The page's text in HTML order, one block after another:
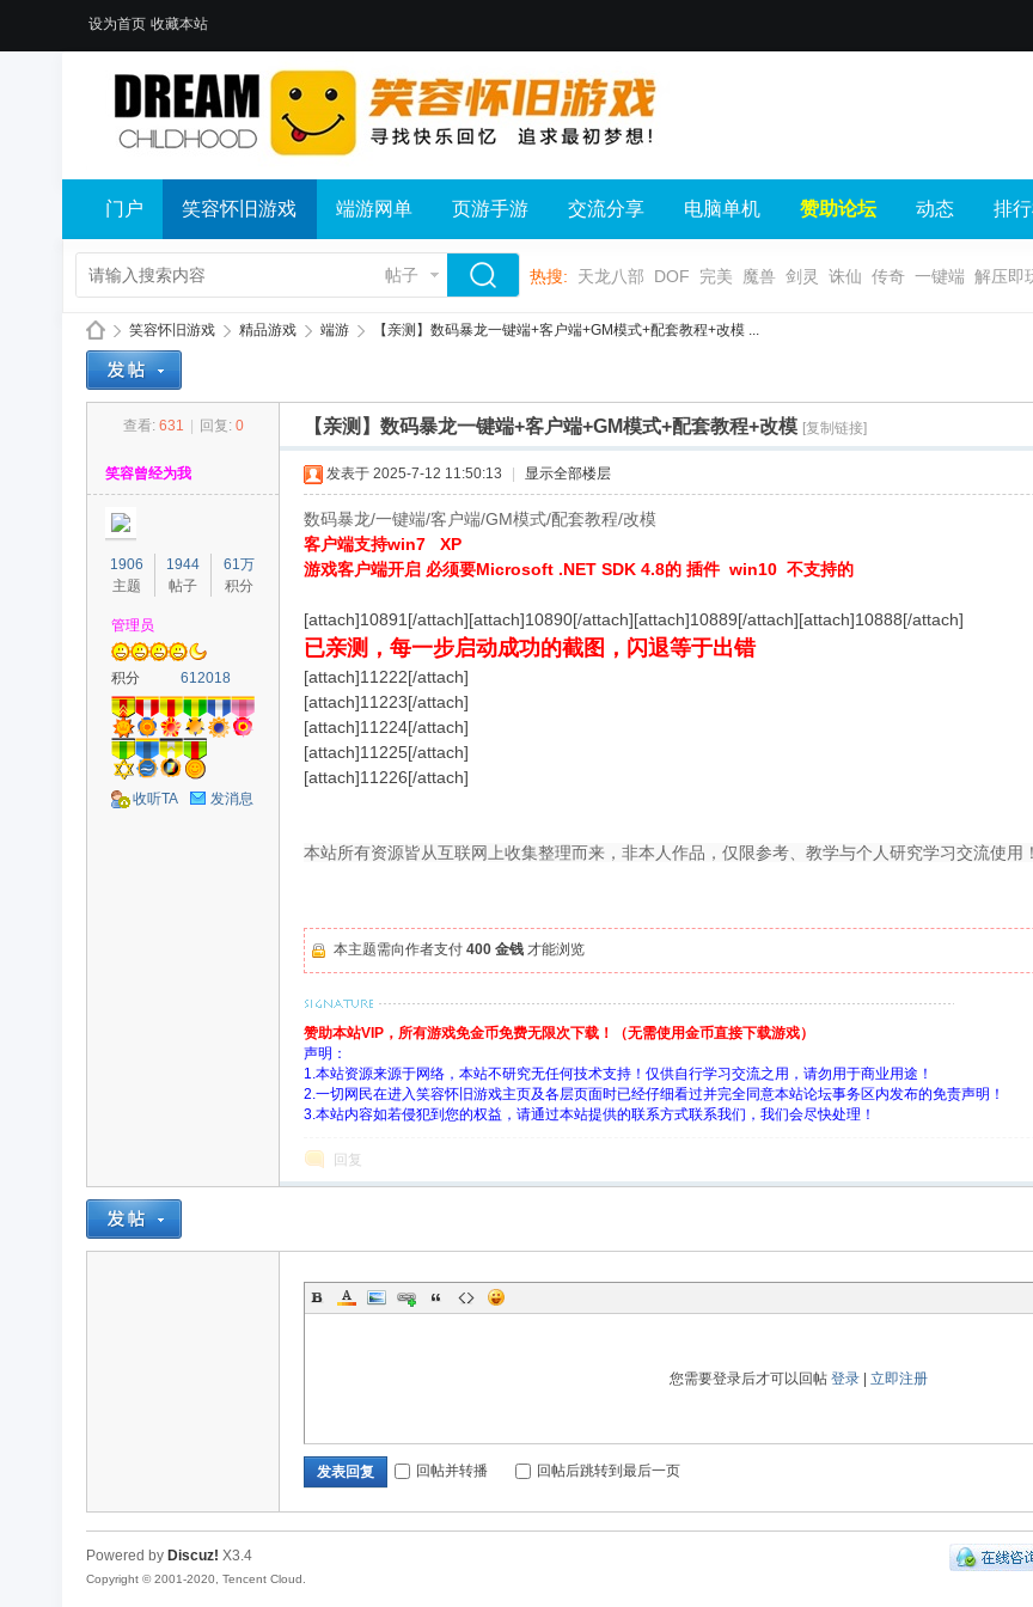
设为首页 收藏本站
门户 笑容怀旧游戏 端游网单 页游手游 交流分享 电脑单机 赞助论坛 动态 排
帖子 热搜: 天龙八部 DOF 完美 魔兽 剑灵 诛仙 传奇 一键端 解压即
笑容怀旧游戏
›
精品游戏 端游
›
【亲测】数码暴龙一键端+客户端+GM模式+配套教程+改模 ...
查看: 631 回复: 0 【亲测】数码暴龙一键端+客户端+GM模式+配套教程+改模 [复制链接]
笑容曾经为我
1906
主题
1944
帖子
61万
积分
管理员
积分 612018
收听TA 发消息
发表于 2025-7-12 11:50:13 显示全部楼层
数码暴龙/一键端/客户端/GM模式/配套教程/改模
客户端支持win7 XP
游戏客户端开启 必须要Microsoft .NET SDK 4.8的 插件 win10 不支持的
[attach]10891[/attach][attach]10890[/attach][attach]10889[/attach][attach]10888[/attach]
已亲测，每一步启动成功的截图，闪退等于出错
[attach]11222[/attach]
[attach]11223[/attach]
[attach]11224[/attach]
[attach]11225[/attach]
[attach]11226[/attach]
本站所有资源皆从互联网上收集整理而来，非本人作品，仅限参考、教学与个人研究学习交流使用
本主题需向作者支付 400 金钱 才能浏览
赞助本站VIP，所有游戏免金币免费无限次下载！（无需使用金币直接下载游戏）
声明：
1.本站资源来源于网络，本站不研究无任何技术支持！仅供自行学习交流之用，请勿用于商业用途！
2.一切网民在进入笑容怀旧游戏主页及各层页面时已经仔细看过并完全同意本站论坛事务区内发布的免责声明！
3.本站内容如若侵犯到您的权益，请通过本站提供的联系方式联系我们，我们会尽快处理！
回复
您需要登录后才可以回帖 登录| 立即注册
发表回复 回帖并转播 回帖后跳转到最后一页
Powered by Discuz! X3.4
Copyright © 2001-2020, Tencent Cloud.